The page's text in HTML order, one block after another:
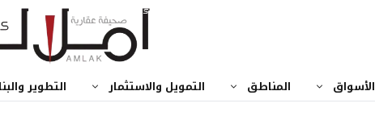
الأسواق المناطق التمويل والاستثمار التطوير